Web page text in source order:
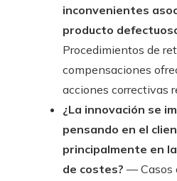
inconvenientes
producto
Procedimientos de
compensaciones
acciones correctivas
¿La innovación se
pensando en el
principalmente en
de costes? — Casos